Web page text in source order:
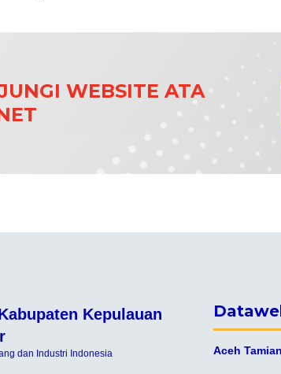
WEBSITE ATA
Kepulauan
dan Industri Indonesia Aceh